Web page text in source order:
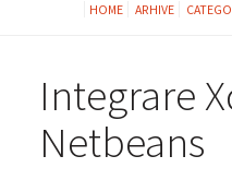
HOME ARHIVE
Integrare
Netbeans